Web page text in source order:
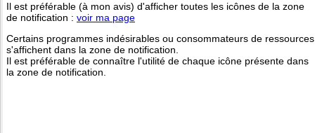
Il est préférable (à mon avis) d'afficher toutes les icônes de la zone
de notification : voir ma page
Certains programmes indésirables ou consommateurs de ressources
s'affichent dans la zone de notification.
Il est préférable de connaître l'utilité de chaque icône présente dans
la zone de notification.